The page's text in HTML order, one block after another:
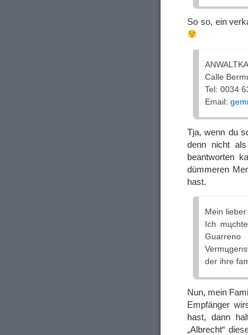
So so, ein
Calle
Tel: 0034
Email:
Tja, wenn du
denn nicht als
beantworten
dümmeren
hast.
Mein
Ich
der ihre
Nun, mein
Empfänger
hast, dann
„Albrecht“